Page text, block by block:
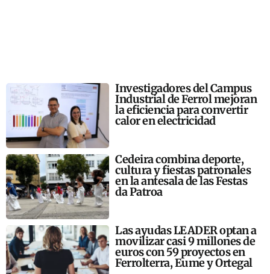
Investigadores del Campus
Industrial de Ferrol mejoran
la eficiencia para convertir
calor en electricidad
Cedeira combina deporte,
cultura y fiestas patronales
en la antesala de las Festas
da Patroa
Las ayudas LEADER optan a
movilizar casi 9 millones de
euros con 59 proyectos en
Ferrolterra, Eume y Ortegal